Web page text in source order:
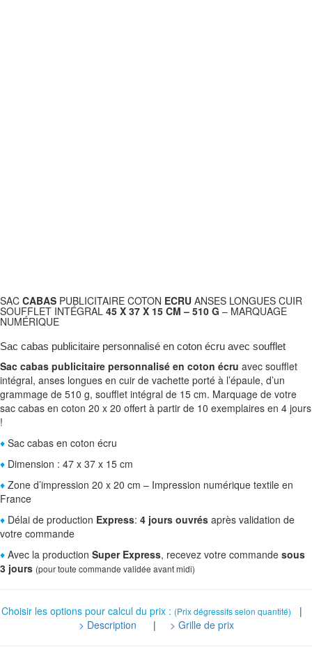
SAC CABAS PUBLICITAIRE COTON ECRU ANSES LONGUES CUIR
SOUFFLET INTÉGRAL 45 X 37 X 15 CM – 510 G – MARQUAGE
NUMÉRIQUE
Sac cabas publicitaire personnalisé en coton écru avec soufflet
Sac cabas publicitaire personnalisé en coton écru avec soufflet
intégral, anses longues en cuir de vachette porté à l’épaule, d’un
grammage de 510 g, soufflet intégral de 15 cm. Marquage de votre
sac cabas en coton 20 x 20 offert à partir de 10 exemplaires en 4 jours
!
♦ Sac cabas en coton écru
♦ Dimension : 47 x 37 x 15 cm
♦ Zone d’impression 20 x 20 cm – Impression numérique textile en
France
♦ Délai de production Express: 4 jours ouvrés après validation de
votre commande
♦ Avec la production Super Express, recevez votre commande sous
3 jours (pour toute commande validée avant midi)
Choisir les options pour calcul du prix : (Prix dégressifs selon quantité)
|
> Description
| > Grille de prix